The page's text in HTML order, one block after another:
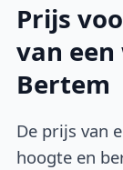
Prijs
van
Bertem
De prijs van
hoogte en